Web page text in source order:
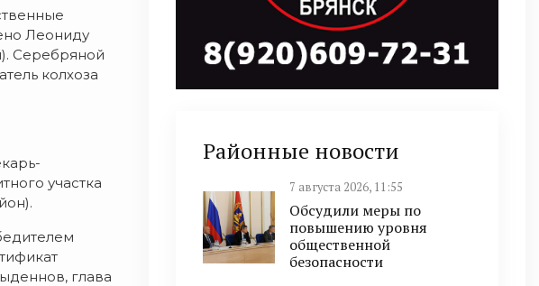
Леониду
Серебряной
колхоза
участка
глава
Районные новости
7 августа 2026, 11:55
Обсудили меры по
повышению уровня
общественной
безопасности